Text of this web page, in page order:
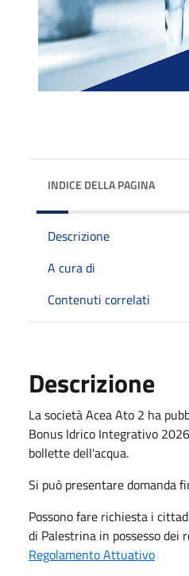
INDICE DELLA PAGINA
Descrizione
A cura di
Contenuti correlati
Descrizione
La società Acea Ato 2 ha
Bonus Idrico Integrativo
bollette dell'acqua.
Si può presentare domanda
Possono fare richiesta i
di Palestrina in possesso dei
Regolamento Attuativo